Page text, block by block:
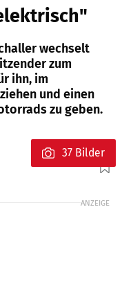
wechselt
zum
ihn, im
und einen
zu geben.
Foto: jkuenstle.de
37 Bilder
ANZEIGE